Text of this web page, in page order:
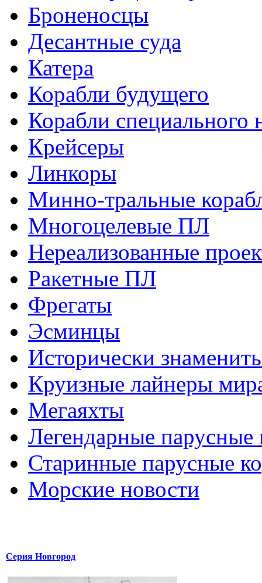
Броненосцы
Десантные суда
Катера
Корабли будущего
Корабли специального
Крейсеры
Линкоры
Минно-тральные
Многоцелевые ПЛ
Нереализованные
Ракетные ПЛ
Фрегаты
Эсминцы
Исторически
Круизные лайнеры
Мегаяхты
Легендарные парусные
Старинные парусные
Морские новости
Серия Новгород